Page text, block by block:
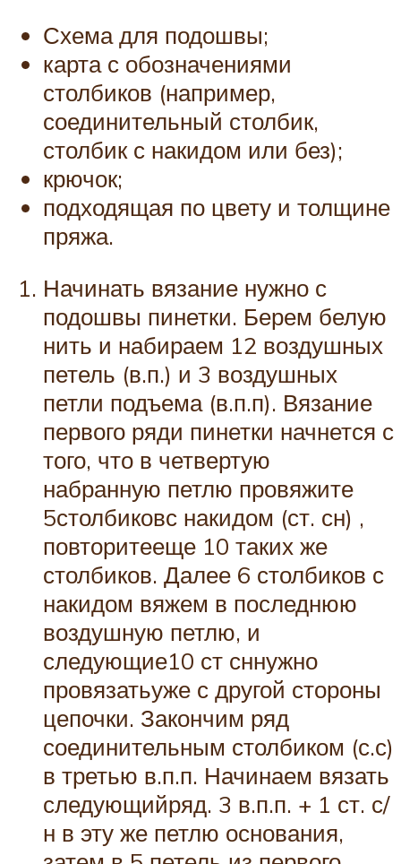
Схема для подошвы;
карта с обозначениями
столбиков (например,
соединительный столбик,
столбик с накидом или без);
крючок;
подходящая по цвету и толщине
пряжа.
Начинать вязание нужно с
подошвы пинетки. Берем белую
нить и набираем 12 воздушных
петель (в.п.) и 3 воздушных
петли подъема (в.п.п). Вязание
первого ряди пинетки начнется с
того, что в четвертую
набранную петлю провяжите
5столбиковс накидом (ст. сн) ,
повторитееще 10 таких же
столбиков. Далее 6 столбиков с
накидом вяжем в последнюю
воздушную петлю, и
следующие10 ст сннужно
провязатьуже с другой стороны
цепочки. Закончим ряд
соединительным столбиком (с.с)
в третью в.п.п. Начинаем вязать
следующийряд. 3 в.п.п. + 1 ст. с/
н в эту же петлю основания,